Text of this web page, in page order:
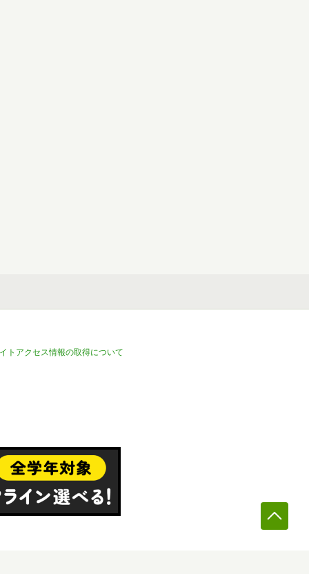
トアクセス情報の取得について